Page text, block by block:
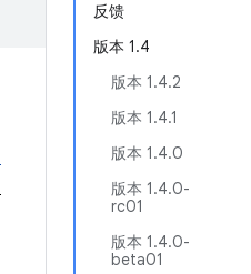
反馈
版本 1.4
版本 1.4.2
版本 1.4.1
版本 1.4.0
版本 1.4.0-
rc01
版本 1.4.0-
beta01